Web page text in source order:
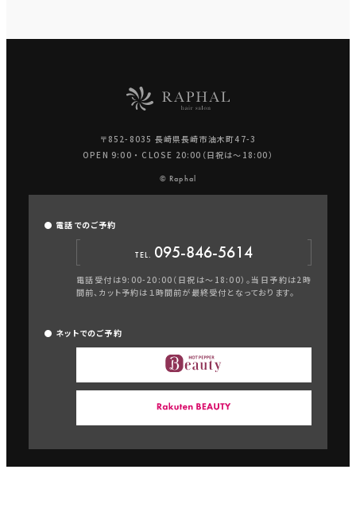
〒852-8035 長崎県長崎市油木町47-3
OPEN 9:00 ・ CLOSE 20:00（日祝は〜18:00）
© Raphal
● 電話でのご予約
TEL. 095-846-5614
電話受付は9:00-20:00（日祝は〜18:00）。当日予約は2時
間前、カット予約は１時間前が最終受付となっております。
● ネットでのご予約